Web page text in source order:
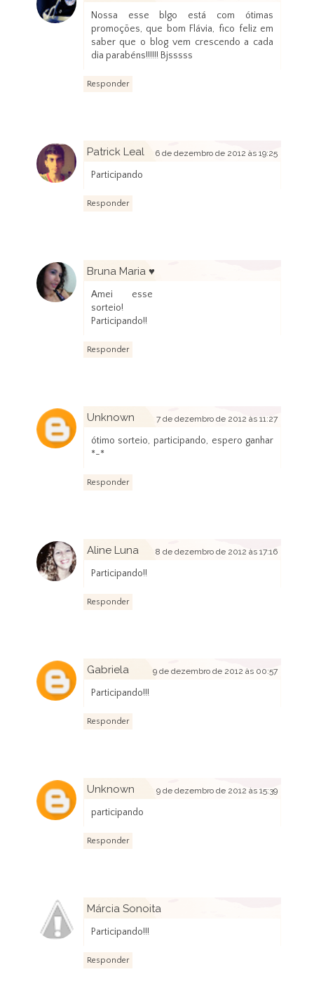
Nossa esse blgo está com ótimas
promoções, que bom Flávia, fico feliz em
saber que o blog vem crescendo a cada
dia parabéns!!!!!! Bjsssss
Responder
Patrick Leal 6 de dezembro de 2012 às 19:25
Participando
Responder
Bruna Maria ♥
Amei esse
sorteio!
Participando!!
Responder
Unknown 7 de dezembro de 2012 às 11:27
ótimo sorteio, participando, espero ganhar
*-*
Responder
Aline Luna 8 de dezembro de 2012 às 17:16
Participando!!
Responder
Gabriela 9 de dezembro de 2012 às 00:57
Participando!!!
Responder
Unknown 9 de dezembro de 2012 às 15:39
participando
Responder
Márcia Sonoita
Participando!!!
Responder